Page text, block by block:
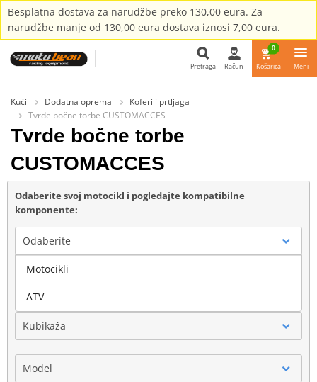
Besplatna dostava za narudžbe preko 130,00 eura. Za
narudžbe manje od 130,00 eura dostava iznosi 7,00 eura.
Pretraga Račun
0
Košarica Meni
Kući Dodatna oprema
Koferi i prtljaga
Tvrde bočne torbe CUSTOMACCES
Tvrde bočne torbe
CUSTOMACCES
Odaberite svoj motocikl i pogledajte kompatibilne
komponente:
Odaberite
Marka
Kubikaža
Model
Motocikli
ATV